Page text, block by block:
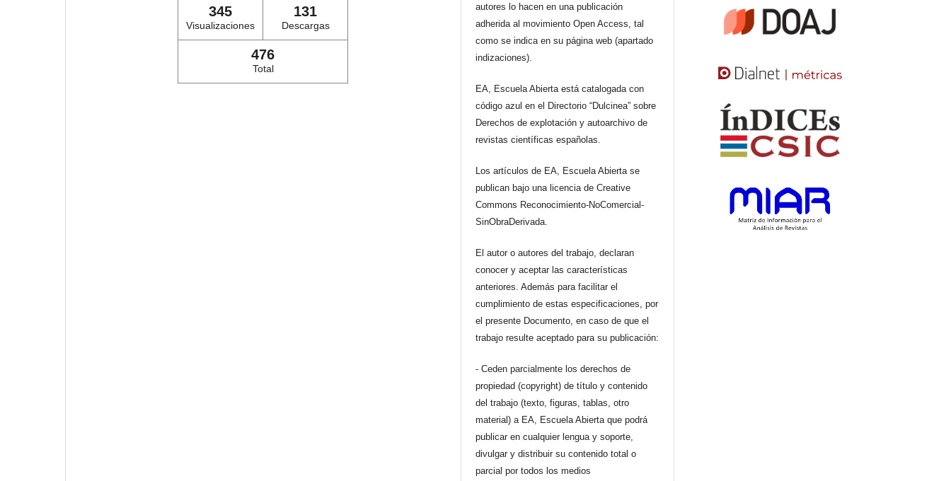
345
Visualizaciones
131
Descargas
476
Total
autores lo hacen en una publicación
adherida al movimiento Open Access, tal
como se indica en su página web (apartado
indizaciones).
EA, Escuela Abierta está catalogada con
código azul en el Directorio “Dulcinea” sobre
Derechos de explotación y autoarchivo de
revistas científicas españolas.
Los artículos de EA, Escuela Abierta se
publican bajo una licencia de Creative
Commons Reconocimiento-NoComercial-
SinObraDerivada.
El autor o autores del trabajo, declaran
conocer y aceptar las características
anteriores. Además para facilitar el
cumplimiento de estas especificaciones, por
el presente Documento, en caso de que el
trabajo resulte aceptado para su publicación:
- Ceden parcialmente los derechos de
propiedad (copyright) de título y contenido
del trabajo (texto, figuras, tablas, otro
material) a EA, Escuela Abierta que podrá
publicar en cualquier lengua y soporte,
divulgar y distribuir su contenido total o
parcial por todos los medios